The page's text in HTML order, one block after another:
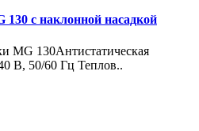
с наклонной насадкой
MG 130Антистатическая
В, 50/60 Гц Теплов..